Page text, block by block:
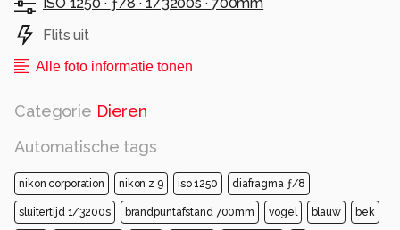
ISO 1250 · ƒ/8 · 1/3200s · 700mm
Flits uit
Alle foto informatie tonen
Categorie Dieren
Automatische tags
nikon corporation nikon z 9 iso 1250 diafragma ƒ/8
sluitertijd 1/3200s brandpuntafstand 700mm vogel blauw bek